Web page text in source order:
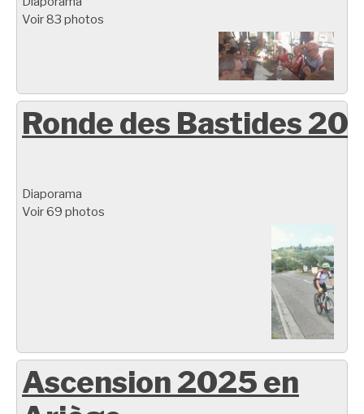
Voir 83 photos
Ronde des Bastides
Diaporama
Voir 69 photos
Ascension 2025 en